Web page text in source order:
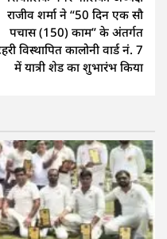
राजीव शर्मा ने “50 दिन एक सौ
पचास (150) काम” के अंतर्गत
विस्थापित कालोनी वार्ड नं. 7
में यात्री शेड का शुभारंभ किया